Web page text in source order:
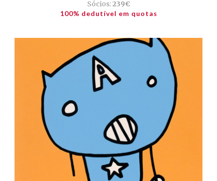
Sócios:239€
100% dedutível em quotas